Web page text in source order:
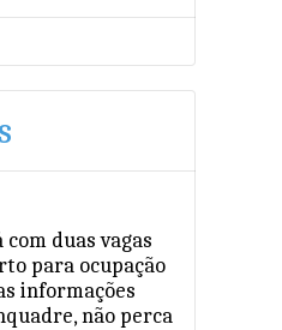
com duas vagas
para ocupação
informações
não perca